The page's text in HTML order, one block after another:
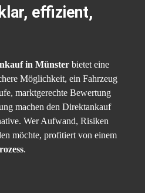
effizient,
in Münster bietet eine
Möglichkeit, ein Fahrzeug
marktgerechte Bewertung
machen den Direktankauf
Wer Aufwand, Risiken
möchte, profitiert von einem
.